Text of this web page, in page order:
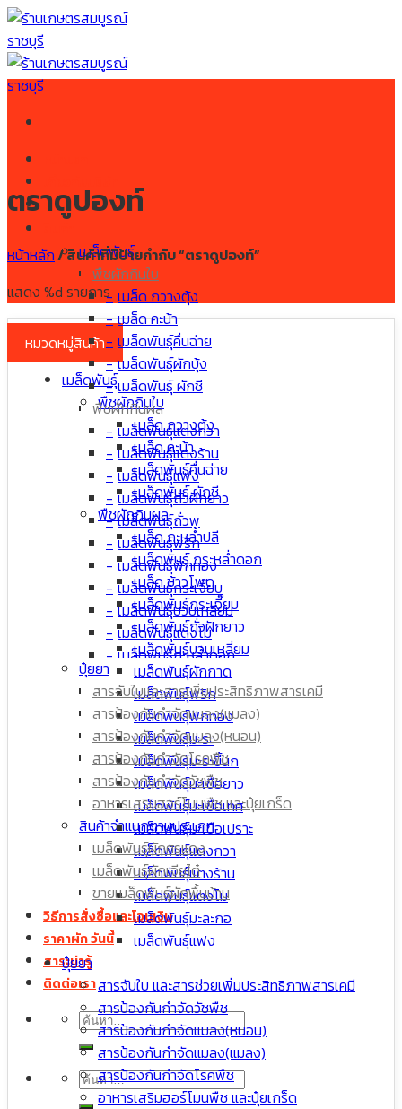
Skip
to
content
ร้านค้า
เมล็ดพันธุ์
พืชผักกินใบ
เมล็ด กวางตุ้ง
เมล็ด คะน้า
เมล็ดพันธุ์คื่นฉ่าย
เมล็ดพันธุ์ผักบุ้ง
เมล็ดพันธุ์ ผักชี
พืชผักกินผล
เมล็ดพันธุ์แตงกวา
เมล็ดพันธุ์แตงร้าน
เมล็ดพันธุ์แฟง
เมล็ดพันธุ์ถั่วฝักยาว
เมล็ดพันธุ์ถั่วพู
เมล็ดพันธุ์พริก
เมล็ดพันธุ์ฟักทอง
เมล็ดพันธุ์กระเจี๊ยบ
เมล็ดพันธุ์บวบเหลี่ยม
เมล็ดพันธุ์แตงโม
เมล็ดพันธุ์กะหล่ำดอก
เมล็ดพันธุ์มะเขือเทศ
เมล็ดพันธุ์ผักกาด
เมล็ดพันธุ์มะเขือยาว
เมล็ด ข้าวโพด
เมล็ดพันธุ์มะระขี้นก
เมล็ดพันธุ์มะระ
เมล็ดพันธุ์มะละกอ
เมล็ดพันธุ์มะเขือเปราะ
เมล็ด กะหล่ำปลี
ปุ๋ยยา
สารจับใบและสารเพิ่มประสิทธิภาพสารเคมี
สารป้องกันกำจัดแมลง(แมลง)
สารป้องกันกำจัดแมลง(หนอน)
สารป้องกันกำจัดโรคพืช
สารป้องกันกำจัดวัชพืช
อาหารเสริมฮอร์โมนพืช และปุ๋ยเกร็ด
สินค้าจำแนกตามประเภท
เมล็ดพันธุ์ผักศรแดง
เมล็ดพันธุ์ผักเจียไต๋
ขายเมล็ดพันธุ์ผักพื้นบ้าน
วิธีการสั่งซื้อและโอนเงิน
ราคาผัก วันนี้
สาระน่ารู้
ติดต่อเรา
ค้นหา:
ค้นหา:
ตราดูปองท์
หน้าหลัก/สินค้าที่มีป้ายกำกับ “ตราดูปองท์”
แสดง %d รายการ
หมวดหมู่สินค้า
เมล็ดพันธุ์
พืชผักกินใบ
เมล็ด กวางตุ้ง
เมล็ด คะน้า
เมล็ดพันธุ์คื่นฉ่าย
เมล็ดพันธุ์ ผักชี
พืชผักกินผล
เมล็ด กะหล่ำปลี
เมล็ดพันธุ์ กระหล่ำดอก
เมล็ด ข้าวโพด
เมล็ดพันธุ์กระเจี๊ยบ
เมล็ดพันธุ์ถั่วฝักยาว
เมล็ดพันธุ์บวบเหลี่ยม
เมล็ดพันธุ์ผักกาด
เมล็ดพันธุ์พริก
เมล็ดพันธุ์ฟักทอง
เมล็ดพันธุ์มะระ
เมล็ดพันธุ์มะระขี้นก
เมล็ดพันธุ์มะเขือยาว
เมล็ดพันธุ์มะเขือเทศ
เมล็ดพันธุ์มะเขือเปราะ
เมล็ดพันธุ์แตงกวา
เมล็ดพันธุ์แตงร้าน
เมล็ดพันธุ์แตงโม
เมล็ดพันธุ์มะละกอ
เมล็ดพันธุ์แฟง
ปุ๋ยยา
สารจับใบ และสารช่วยเพิ่มประสิทธิภาพสารเคมี
สารป้องกันกำจัดวัชพืช
สารป้องกันกำจัดแมลง(หนอน)
สารป้องกันกำจัดแมลง(แมลง)
สารป้องกันกำจัดโรคพืช
อาหารเสริมฮอร์โมนพืช และปุ๋ยเกร็ด